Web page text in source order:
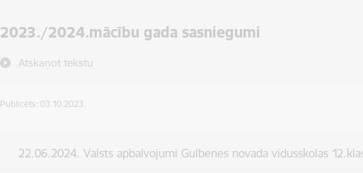
2023./2024.mācību gada sasniegumi
Atskaņot tekstu
Publicēts: 03.10.2023.
22.06.2024. Valsts apbalvojumi Gulbenes novada vidusskolas